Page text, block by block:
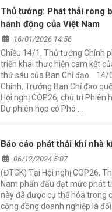
Thủ tướng: Phát thải ròng
hành động của Việt Nam
16/01/2026 14:56
Chiều 14/1, Thủ tướng Chính
triển khai thực hiện cam kết
thứ sáu của Ban Chỉ đạo.
Chính, Trưởng Ban Chỉ đạo
Hội nghị COP26, chủ trì Phiên
Dự phiên họp có Phó …
Báo cáo phát thải khí nhà
06/12/2024 5:07
(ĐTCK) Tại Hội nghị COP26,
Nam phấn đấu đạt mức phát
này đã được cụ thể hóa trong
cộng đồng doanh nghiệp là